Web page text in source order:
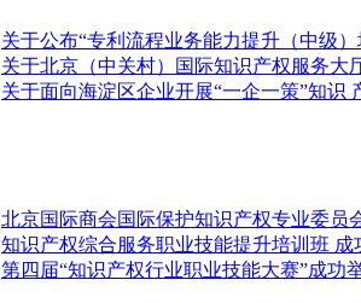
关于公布“专利流程业务能力提升（中级
关于北京（中关村）国际知识产权服务大
关于面向海淀区企业开展“一企一策”知识
北京国际商会国际保护知识产权专业委员
知识产权综合服务职业技能提升培训班 成
第四届“知识产权行业职业技能大赛”成功